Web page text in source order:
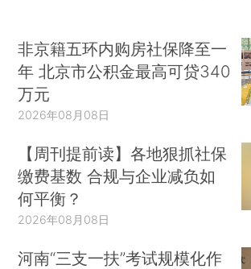
非京籍五环内购房社保降至一
年 北京市公积金最高可贷340
万元
2026年08月08日
【周刊提前读】各地狠抓社保
缴费基数 合规与企业减负如
何平衡？
2026年08月08日
河南“三支一扶”考试规模化作